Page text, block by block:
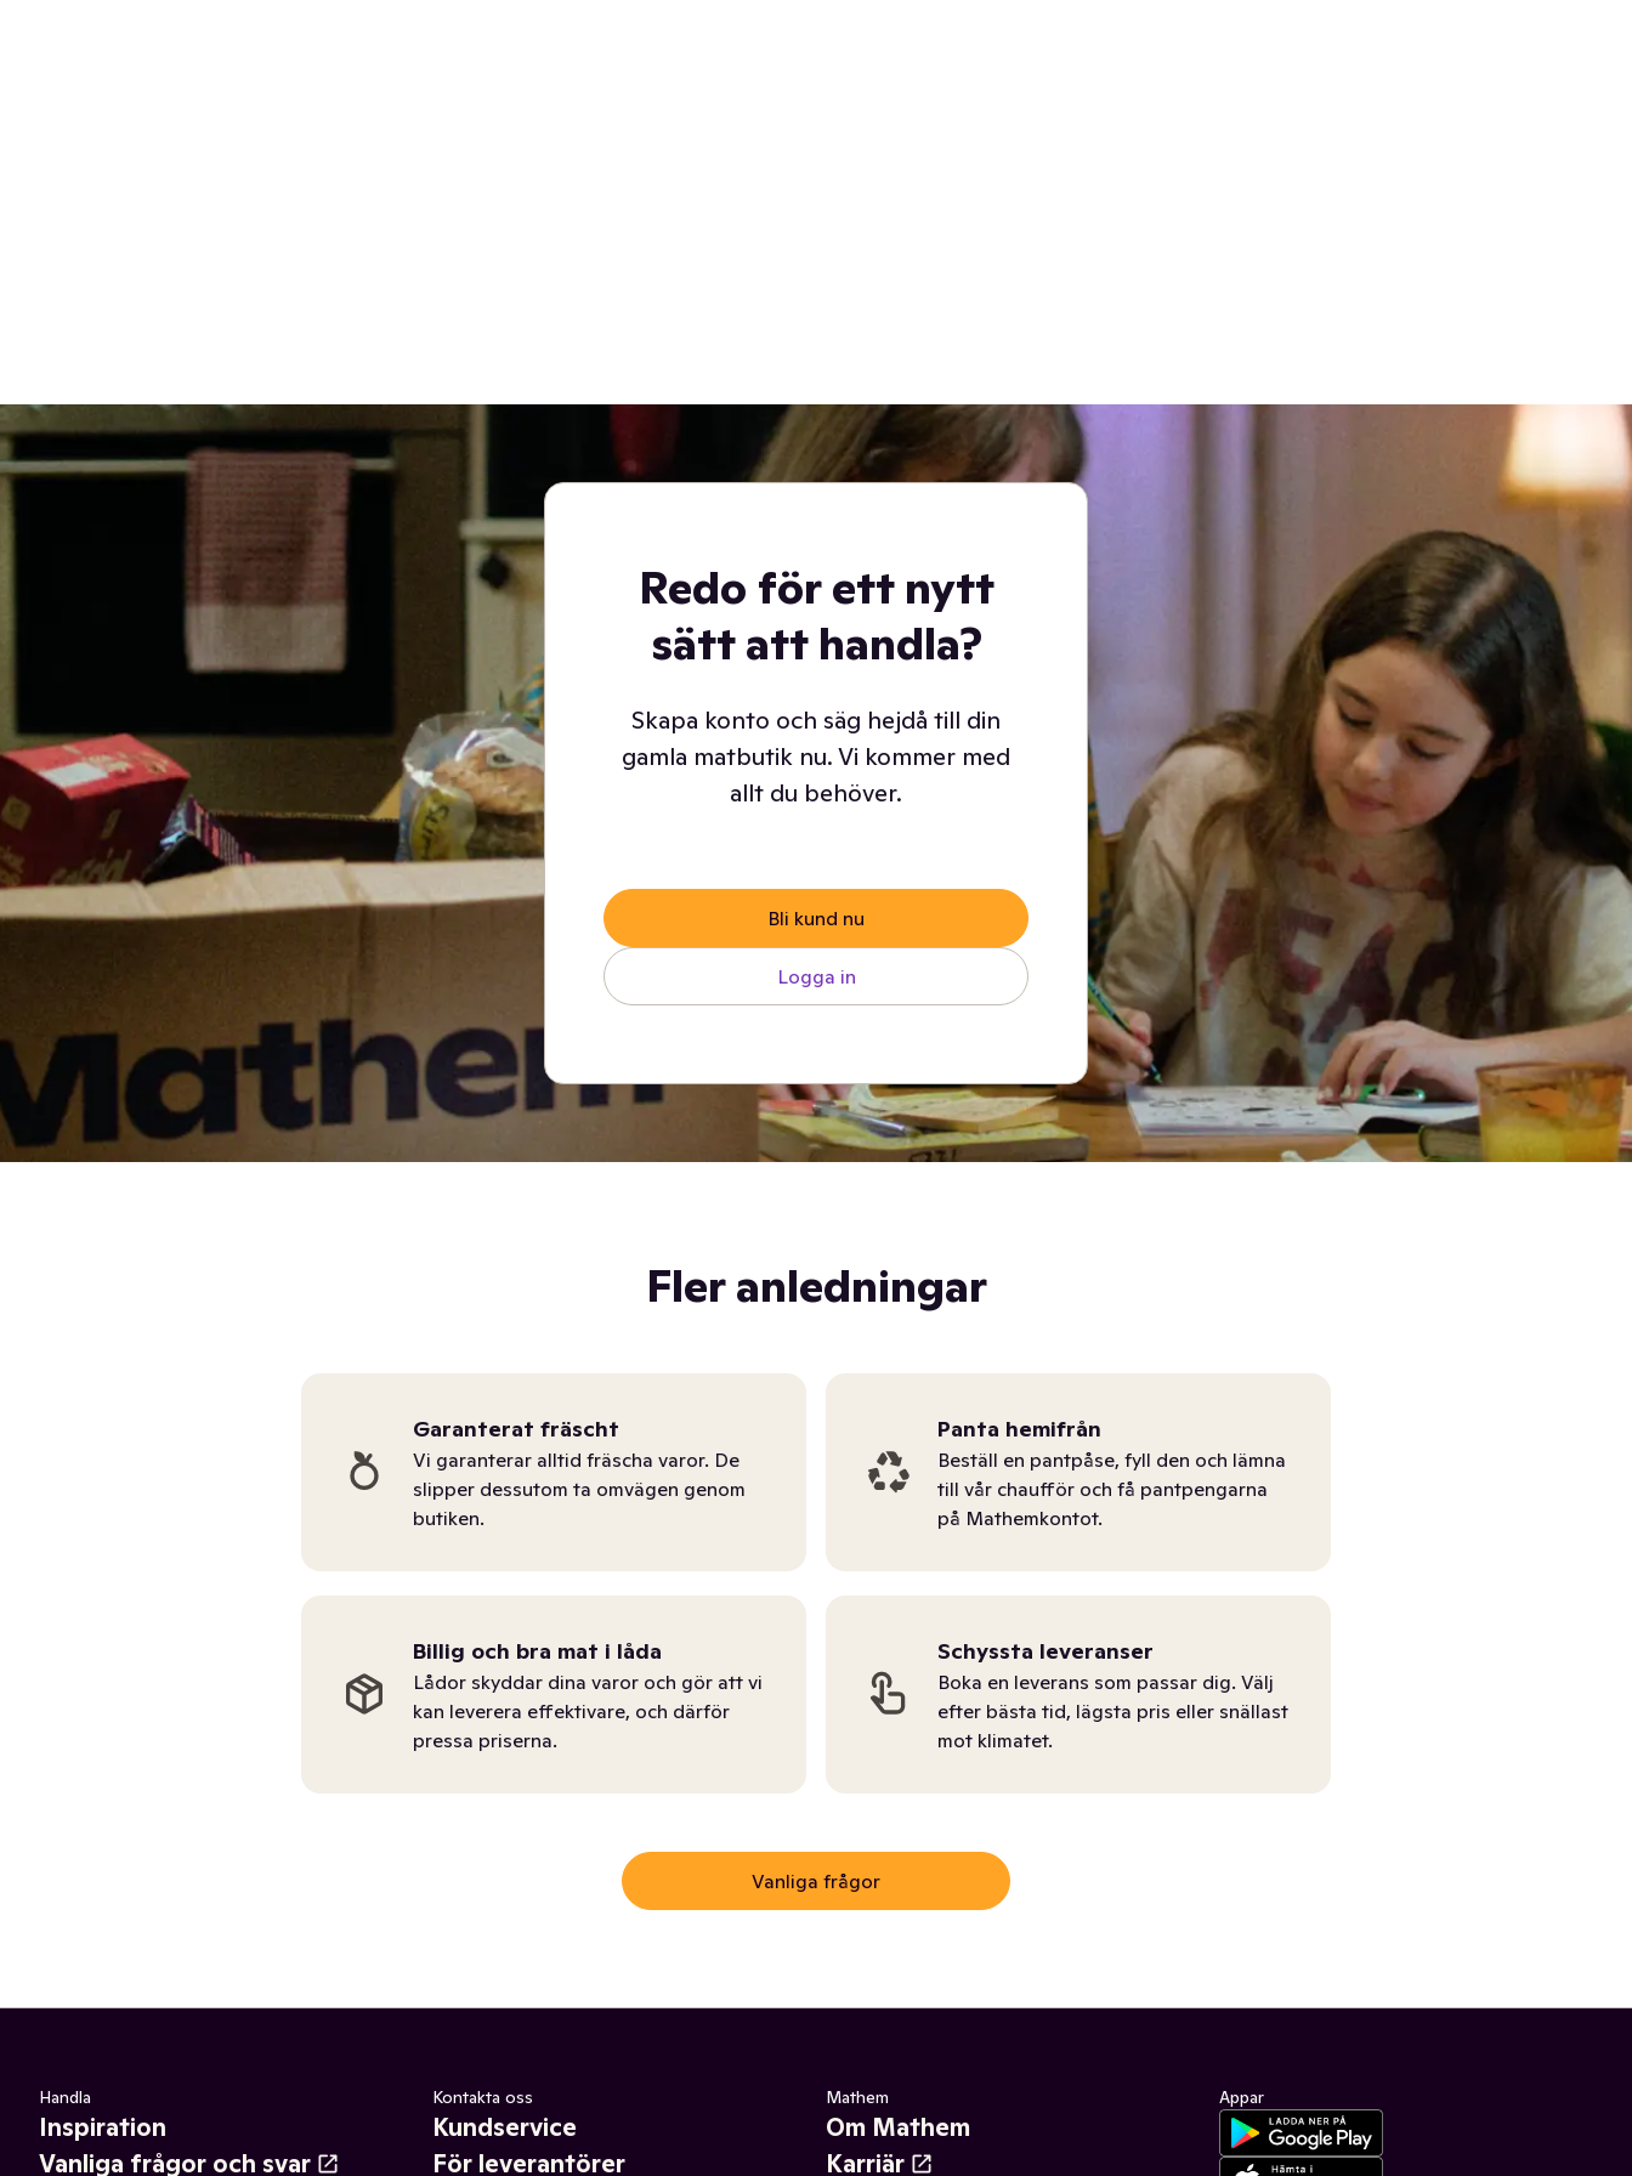
Redo för ett nytt
sätt att handla?
Skapa konto och säg hejdå till din
gamla matbutik nu. Vi kommer med
allt du behöver.
Bli kund nu
Logga in
Fler anledningar
Garanterat fräscht
Vi garanterar alltid fräscha varor. De
slipper dessutom ta omvägen genom
butiken.
Panta hemifrån
Beställ en pantpåse, fyll den och lämna
till vår chaufför och få pantpengarna
på Mathemkontot.
Billig och bra mat i låda
Lådor skyddar dina varor och gör att vi
kan leverera effektivare, och därför
pressa priserna.
Schyssta leveranser
Boka en leverans som passar dig. Välj
efter bästa tid, lägsta pris eller snällast
mot klimatet.
Vanliga frågor
Handla
Inspiration
Vanliga frågor och svar
Kontakta oss
Kundservice
För leverantörer
Mathem
Om Mathem
Karriär
Appar